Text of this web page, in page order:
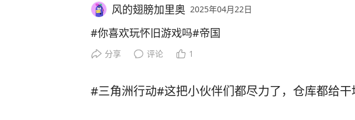
风的翅膀加里奥 2025年04月22日
#你喜欢玩怀旧游戏吗#帝国
分享 评论 1
#三角洲行动#这把小伙伴们都尽力了，仓库都给干